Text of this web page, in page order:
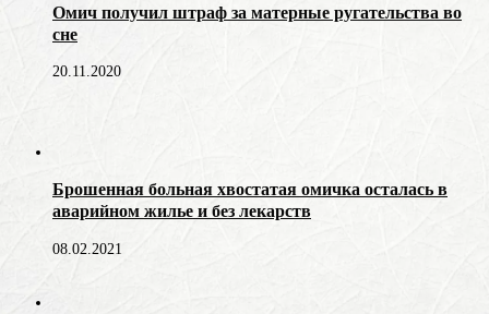
Омич получил штраф за матерные ругательства во
сне
20.11.2020
Брошенная больная хвостатая омичка осталась в
аварийном жилье и без лекарств
08.02.2021